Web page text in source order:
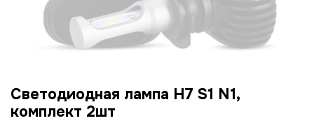
Светодиодная лампа H7 S1 N1,
комплект 2шт